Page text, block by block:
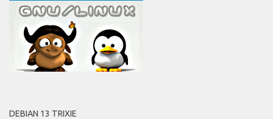
DEBIAN 13 TRIXIE